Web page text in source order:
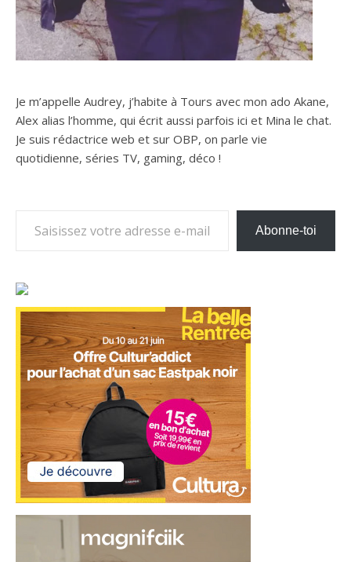
Je m’appelle Audrey, j’habite à Tours avec mon ado Akane,
Alex alias l’homme, qui écrit aussi parfois ici et Mina le chat.
Je suis rédactrice web et sur OBP, on parle vie
quotidienne, séries TV, gaming, déco !
Abonne-toi